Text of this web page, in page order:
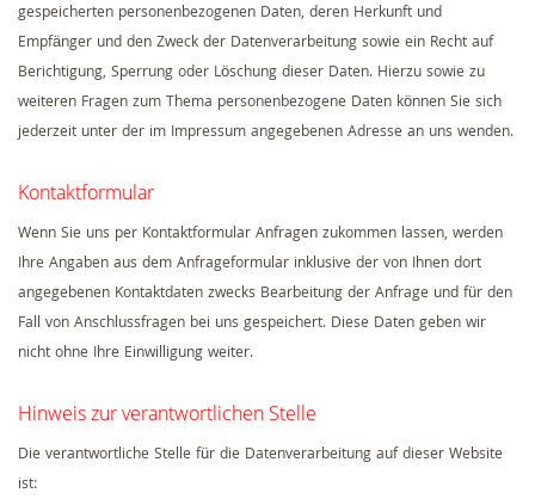
gespeicherten personenbezogenen Daten, deren Herkunft und
Empfänger und den Zweck der Datenverarbeitung sowie ein Recht auf
Berichtigung, Sperrung oder Löschung dieser Daten. Hierzu sowie zu
weiteren Fragen zum Thema personenbezogene Daten können Sie sich
jederzeit unter der im Impressum angegebenen Adresse an uns wenden.
Kontaktformular
Wenn Sie uns per Kontaktformular Anfragen zukommen lassen, werden
Ihre Angaben aus dem Anfrageformular inklusive der von Ihnen dort
angegebenen Kontaktdaten zwecks Bearbeitung der Anfrage und für den
Fall von Anschlussfragen bei uns gespeichert. Diese Daten geben wir
nicht ohne Ihre Einwilligung weiter.
Hinweis zur verantwortlichen Stelle
Die verantwortliche Stelle für die Datenverarbeitung auf dieser Website
ist: